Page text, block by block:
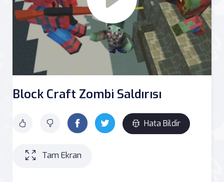
Block Craft Zombi Saldırısı
Hata Bildir
Tam Ekran